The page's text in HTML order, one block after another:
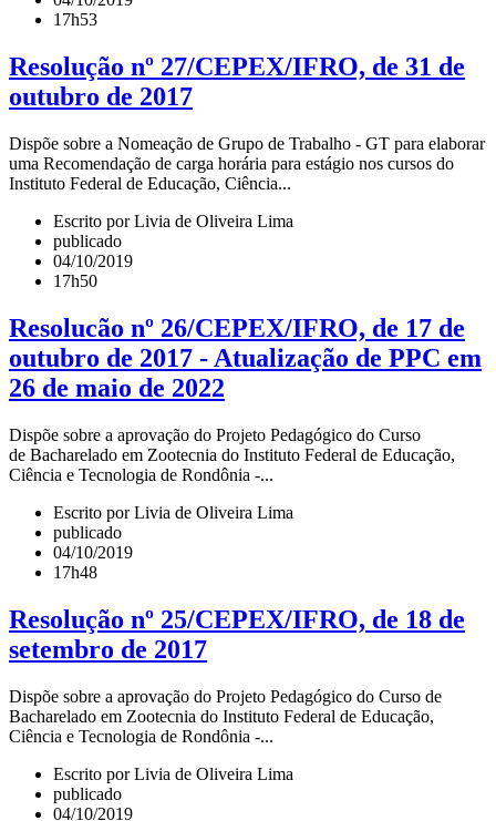
17h53
Resolução nº 27/CEPEX/IFRO, de 31 de
outubro de 2017
Dispõe sobre a Nomeação de Grupo de Trabalho - GT para elaborar
uma Recomendação de carga horária para estágio nos cursos do
Instituto Federal de Educação, Ciência...
Escrito por Livia de Oliveira Lima
publicado
04/10/2019
17h50
Resolucão nº 26/CEPEX/IFRO, de 17 de
outubro de 2017 - Atualização de PPC em
26 de maio de 2022
Dispõe sobre a aprovação do Projeto Pedagógico do Curso
de Bacharelado em Zootecnia do Instituto Federal de Educação,
Ciência e Tecnologia de Rondônia -...
Escrito por Livia de Oliveira Lima
publicado
04/10/2019
17h48
Resolução nº 25/CEPEX/IFRO, de 18 de
setembro de 2017
Dispõe sobre a aprovação do Projeto Pedagógico do Curso de
Bacharelado em Zootecnia do Instituto Federal de Educação,
Ciência e Tecnologia de Rondônia -...
Escrito por Livia de Oliveira Lima
publicado
04/10/2019